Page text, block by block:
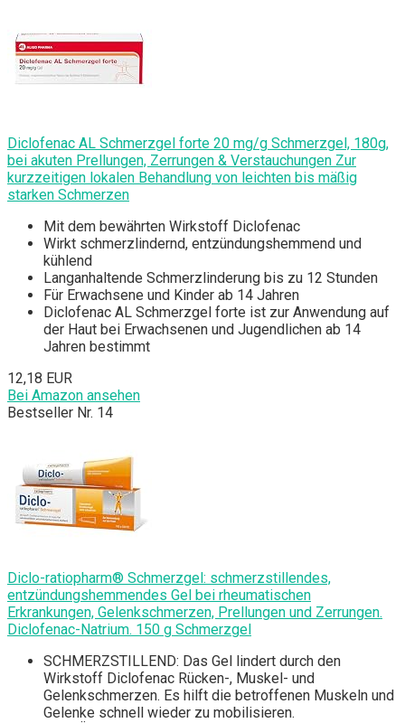
Diclofenac AL Schmerzgel forte 20 mg/g Schmerzgel, 180g,
bei akuten Prellungen, Zerrungen & Verstauchungen Zur
kurzzeitigen lokalen Behandlung von leichten bis mäßig
starken Schmerzen
Mit dem bewährten Wirkstoff Diclofenac
Wirkt schmerzlindernd, entzündungshemmend und
kühlend
Langanhaltende Schmerzlinderung bis zu 12 Stunden
Für Erwachsene und Kinder ab 14 Jahren
Diclofenac AL Schmerzgel forte ist zur Anwendung auf
der Haut bei Erwachsenen und Jugendlichen ab 14
Jahren bestimmt
12,18 EUR
Bei Amazon ansehen
Bestseller Nr. 14
Diclo-ratiopharm® Schmerzgel: schmerzstillendes,
entzündungshemmendes Gel bei rheumatischen
Erkrankungen, Gelenkschmerzen, Prellungen und Zerrungen.
Diclofenac-Natrium. 150 g Schmerzgel
SCHMERZSTILLEND: Das Gel lindert durch den
Wirkstoff Diclofenac Rücken-, Muskel- und
Gelenkschmerzen. Es hilft die betroffenen Muskeln und
Gelenke schnell wieder zu mobilisieren.